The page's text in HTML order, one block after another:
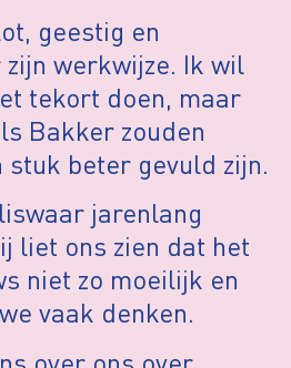
geestig en
werkwijze. Ik wil
tekort doen, maar
Bakker zouden
stuk beter gevuld zijn.
jarenlang
liet ons zien dat het
niet zo moeilijk en
vaak denken.